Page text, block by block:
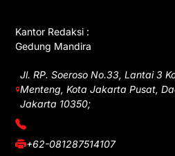
Kantor Redaksi :
Gedung Mandira
Jl. RP. Soeroso No.33, Lantai 3
Menteng, Kota Jakarta Pusat,
Jakarta 10350;
(021) 3908026
+62-081287514107